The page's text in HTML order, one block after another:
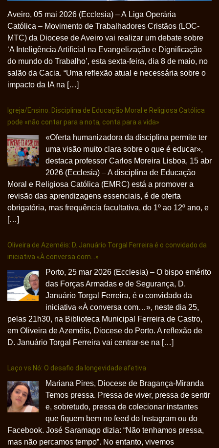
Aveiro, 05 mai 2026 (Ecclesia) – A Liga Operária
Católica – Movimento de Trabalhadores Cristãos (LOC-
MTC) da Diocese de Aveiro vai realizar um debate sobre
‘A Inteligência Artificial na Evangelização e Dignificação
do mundo do Trabalho’, esta sexta-feira, dia 8 de maio, no
salão da Cacia. “Uma reflexão atual e necessária sobre o
impacto da IA na […]
Igreja/Ensino: Disciplina de Educação Moral e Religiosa Católica
pode «não contar para a nota, conta para a vida»
«Oferta humanizadora da disciplina permite ter
uma visão muito clara sobre o que é educar»,
destaca professor Carlos Moreira Lisboa, 15 abr
2026 (Ecclesia) – A disciplina de Educação
Moral e Religiosa Católica (EMRC) está a promover a
revisão das aprendizagens essenciais, é de oferta
obrigatória, mas frequência facultativa, do 1º ao 12º ano, e
[…]
Oliveira de Azeméis: D. Januário Torgal Ferreira é o convidado da
iniciativa «À conversa com…»
Porto, 25 mar 2026 (Ecclesia) – O bispo emérito
das Forças Armadas e de Segurança, D.
Januário Torgal Ferreira, é o convidado da
iniciativa «À conversa com…», neste dia 25,
pelas 21h30, na Biblioteca Municipal Ferreira de Castro,
em Oliveira de Azeméis, Diocese do Porto. A reflexão de
D. Januário Torgal Ferreira vai centrar-se na […]
Laço vs Nó: O desafio da longevidade afetiva
Mariana Pires, Diocese de Bragança-Miranda
Temos pressa. Pressa de viver, pressa de sentir
e, sobretudo, pressa de colecionar instantes
que fiquem bem no feed do Instagram ou do
Facebook. José Saramago dizia: “Não tenhamos pressa,
mas não percamos tempo”. No entanto, vivemos